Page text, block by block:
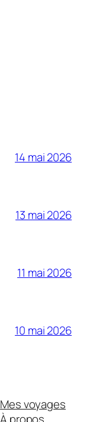
14 mai 2026
13 mai 2026
11 mai 2026
10 mai 2026
Mes voyages